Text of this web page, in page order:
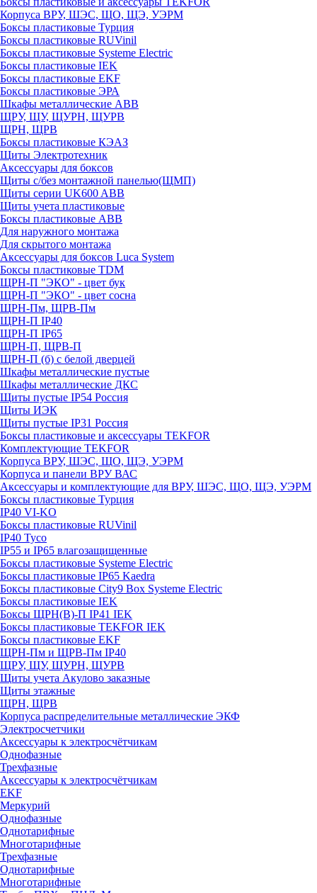
Корпуса ВРУ, ШЭС, ЩО, ЩЭ, УЭРМ
Боксы пластиковые Турция
Боксы пластиковые RUVinil
Боксы пластиковые Systeme Electric
Боксы пластиковые IEK
Боксы пластиковые EKF
Боксы пластиковые ЭРА
Шкафы металлические ABB
ЩРУ, ЩУ, ЩУРН, ЩУРВ
ЩРН, ЩРВ
Боксы пластиковые КЭАЗ
Щиты Электротехник
Аксессуары для боксов
Щиты с/без монтажной панелью(ЩМП)
Щиты серии UK600 ABB
Щиты учета пластиковые
Боксы пластиковые ABB
Для наружного монтажа
Для скрытого монтажа
Аксессуары для боксов Luca System
Боксы пластиковые TDM
ЩРН-П "ЭКО" - цвет бук
ЩРН-П "ЭКО" - цвет сосна
ЩРН-Пм, ЩРВ-Пм
ЩРН-П IP40
ЩРН-П IP65
ЩРН-П, ЩРВ-П
ЩРН-П (б) с белой дверцей
Шкафы металлические пустые
Шкафы металлические ДКС
Щиты пустые IP54 Россия
Щиты ИЭК
Щиты пустые IP31 Россия
Боксы пластиковые и аксессуары TEKFOR
Комплектующие TEKFOR
Корпуса ВРУ, ШЭС, ЩО, ЩЭ, УЭРМ
Корпуса и панели ВРУ ВАС
Аксессуары и комплектующие для ВРУ, ШЭС, ЩО, ЩЭ, УЭРМ
Боксы пластиковые Турция
IP40 VI-KO
Боксы пластиковые RUVinil
IP40 Тусо
IP55 и IP65 влагозащищенные
Боксы пластиковые Systeme Electric
Боксы пластиковые IP65 Kaedra
Боксы пластиковые City9 Box Systeme Electric
Боксы пластиковые IEK
Боксы ЩРН(В)-П IP41 IEK
Боксы пластиковые TEKFOR IEK
Боксы пластиковые EKF
ЩРН-Пм и ЩРВ-Пм IP40
ЩРУ, ЩУ, ЩУРН, ЩУРВ
Щиты учета Акулово заказные
Щиты этажные
ЩРН, ЩРВ
Корпуса распределительные металлические ЭКФ
Электросчетчики
Аксессуары к электросчётчикам
Однофазные
Трехфазные
Аксессуары к электросчётчикам
EKF
Меркурий
Однофазные
Однотарифные
Многотарифные
Трехфазные
Однотарифные
Многотарифные